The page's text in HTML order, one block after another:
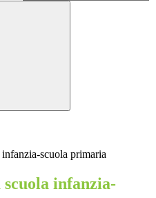
scuola primaria
infanzia-